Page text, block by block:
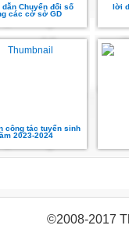
dẫn Chuyển đổi số
các cở sở GD
lời
công tác tuyển sinh
2023-2024
©2008-2017